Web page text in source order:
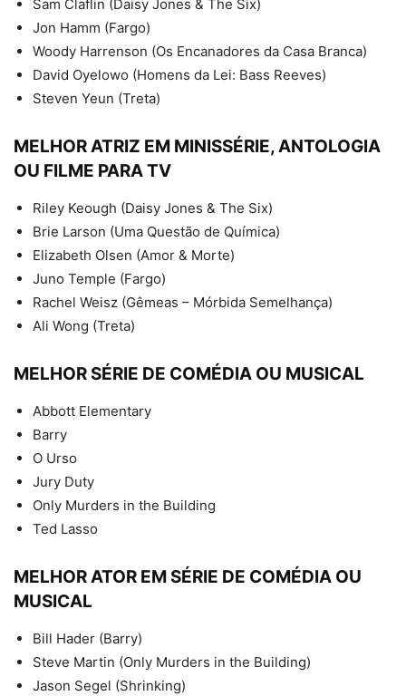
Sam Claflin (Daisy Jones & The Six)
Jon Hamm (Fargo)
Woody Harrenson (Os Encanadores da Casa Branca)
David Oyelowo (Homens da Lei: Bass Reeves)
Steven Yeun (Treta)
MELHOR ATRIZ EM MINISSÉRIE, ANTOLOGIA
OU FILME PARA TV
Riley Keough (Daisy Jones & The Six)
Brie Larson (Uma Questão de Química)
Elizabeth Olsen (Amor & Morte)
Juno Temple (Fargo)
Rachel Weisz (Gêmeas – Mórbida Semelhança)
Ali Wong (Treta)
MELHOR SÉRIE DE COMÉDIA OU MUSICAL
Abbott Elementary
Barry
O Urso
Jury Duty
Only Murders in the Building
Ted Lasso
MELHOR ATOR EM SÉRIE DE COMÉDIA OU
MUSICAL
Bill Hader (Barry)
Steve Martin (Only Murders in the Building)
Jason Segel (Shrinking)